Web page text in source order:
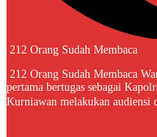
212 Orang Sudah Membaca
212 Orang Sudah Membaca
pertama bertugas sebagai
Kurniawan melakukan audiensi